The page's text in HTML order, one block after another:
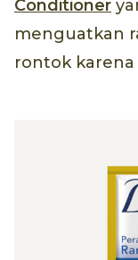
Conditioner
menguatkan
rontok